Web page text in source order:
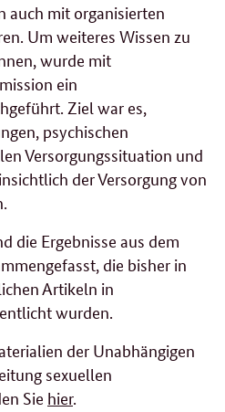
auch mit organisierten
Um weiteres Wissen zu
wurde mit
ein
Ziel war es,
psychischen
Versorgungssituation und
der Versorgung von
die Ergebnisse aus dem
die bisher in
Artikeln in
wurden.
der Unabhängigen
sexuellen
Sie hier.